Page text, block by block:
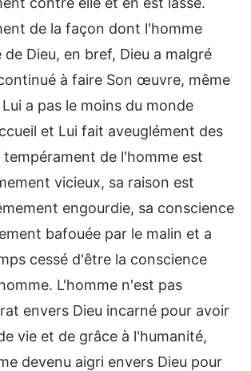
de la façon dont l'homme
Dieu, en bref, Dieu a malgré
à faire Son œuvre, même
a pas le moins du monde
et Lui fait aveuglément des
tempérament de l'homme est
vicieux, sa raison est
engourdie, sa conscience
bafouée par le malin et a
cessé d'être la conscience
L'homme n'est pas
envers Dieu incarné pour avoir
vie et de grâce à l'humanité,
devenu aigri envers Dieu pour